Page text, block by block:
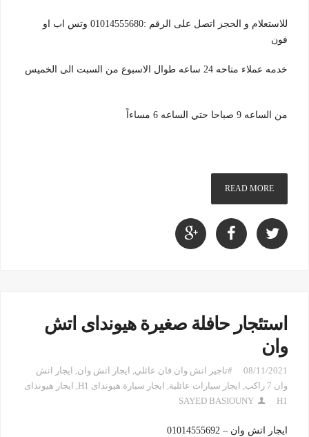
للاستعلام و الحجز اتصل على الرقم :01014555680 وتس اب او
فون
خدمه عملاء متاحه 24 ساعه طوال الاسبوع من السبت الى الخميس
من الساعه 9 صباحا حتي الساعه 6 مساءاً
READ MORE
استئجار حافلة صغيرة هيونداى اتش
وان
08/11/2021 #تاجير اتش وان فان عائلي, ايجار اتش وان, ايجار اتش
وان 7 راكب
, ايجار سيارات عائلية, ايجار سيارة هيونداى H1 , ايجار هيونداى
H1
SAYED BASIOUNY
ايجار اتش وان – 01014555692